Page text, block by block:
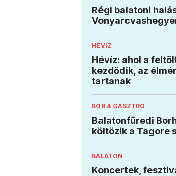
Régi balatoni
HÉVÍZ
Hévíz: ahol a
kezdődik, az
tartanak
BOR & GASZTRO
Balatonfüredi
költözik a Tagore
BALATON
Koncertek,